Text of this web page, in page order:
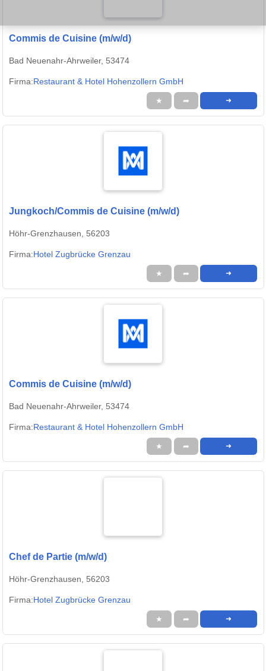
Commis de Cuisine (m/w/d)
Bad Neuenahr-Ahrweiler, 53474
Firma:Restaurant & Hotel Hohenzollern GmbH
★ ➦ ➜
Jungkoch/Commis de Cuisine (m/w/d)
Höhr-Grenzhausen, 56203
Firma:Hotel Zugbrücke Grenzau
★ ➦ ➜
Commis de Cuisine (m/w/d)
Bad Neuenahr-Ahrweiler, 53474
Firma:Restaurant & Hotel Hohenzollern GmbH
★ ➦ ➜
Chef de Partie (m/w/d)
Höhr-Grenzhausen, 56203
Firma:Hotel Zugbrücke Grenzau
★ ➦ ➜